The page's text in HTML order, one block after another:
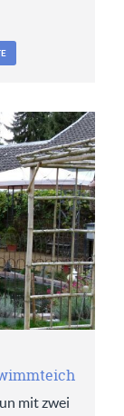
mit zwei